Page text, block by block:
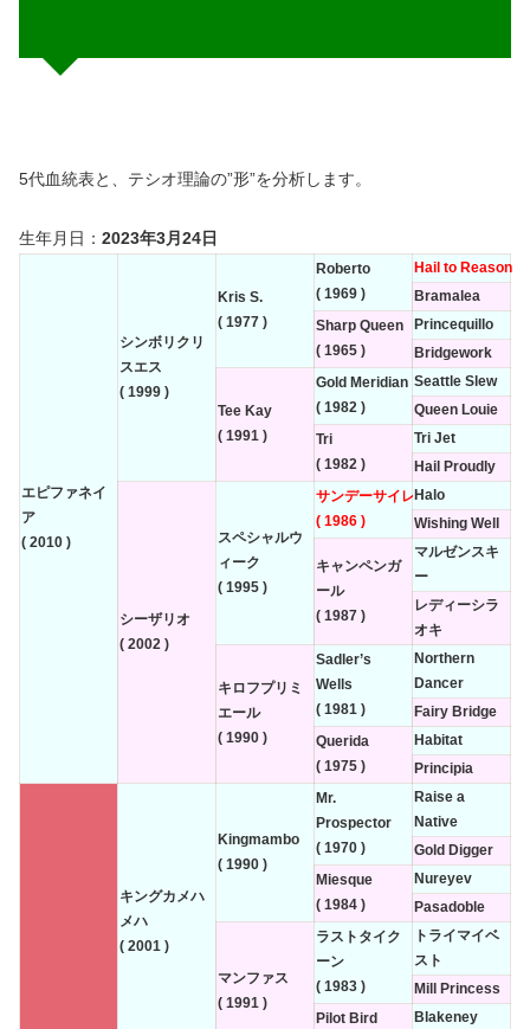
5代血統表と、テシオ理論の”形”を分析します。
生年月日： 2023年3月24日
エピファネイ
ア
( 2010 )
シンボリクリ
スエス
( 1999 )
Kris S.
( 1977 )
Roberto
( 1969 )
Hail to Reason
Bramalea
Sharp Queen
( 1965 )
Princequillo
Bridgework
Tee Kay
( 1991 )
Gold Meridian
( 1982 )
Seattle Slew
Queen Louie
Tri
( 1982 )
Tri Jet
Hail Proudly
シーザリオ
( 2002 )
スペシャルウ
ィーク
( 1995 )
サンデーサイレンス
( 1986 )
Halo
Wishing Well
キャンペンガ
ール
( 1987 )
マルゼンスキ
ー
レディーシラ
オキ
キロフプリミ
エール
( 1990 )
Sadler’s
Wells
( 1981 )
Northern
Dancer
Fairy Bridge
Querida
( 1975 )
Habitat
Principia
キングカメハ
メハ
( 2001 )
Kingmambo
( 1990 )
Mr.
Prospector
( 1970 )
Raise a
Native
Gold Digger
Miesque
( 1984 )
Nureyev
Pasadoble
マンファス
( 1991 )
ラストタイク
ーン
( 1983 )
トライマイベ
スト
Mill Princess
Pilot Bird
Blakeney